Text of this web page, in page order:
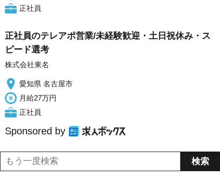
正社員
正社員のテレアポ営業/未経験歓迎・土日祝休み・ス
ピード選考
株式会社東名
愛知県 名古屋市
月給27万円
正社員
Sponsored by